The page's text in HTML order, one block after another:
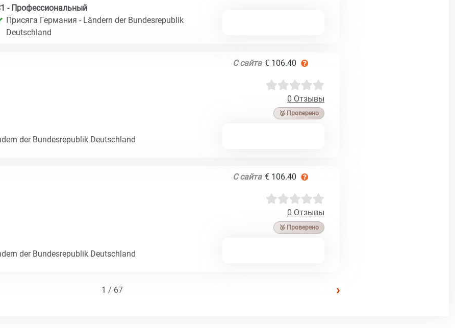
- Профессиональный
Присяга Германия - Ländern der Bundesrepublik
Deutschland
С сайта € 106.40
0 Отзывы
🥉 Проверено
der Bundesrepublik Deutschland
С сайта € 106.40
0 Отзывы
🥉 Проверено
der Bundesrepublik Deutschland
1 / 67 ›